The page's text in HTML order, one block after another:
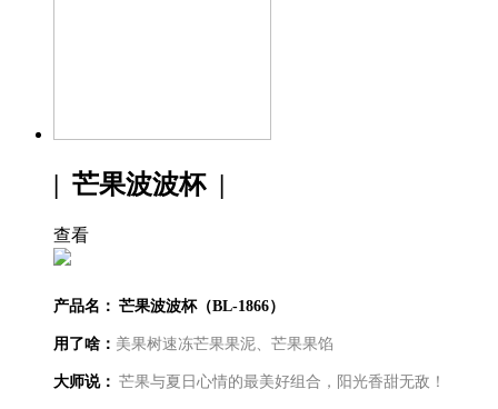
| 芒果波波杯 |
查看
产品名： 芒果波波杯（BL-1866）
用了啥： 美果树速冻芒果果泥、芒果果馅
大师说： 芒果与夏日心情的最美好组合，阳光香甜无敌！